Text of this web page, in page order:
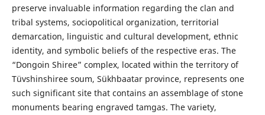
preserve invaluable information regarding the clan and
tribal systems, sociopolitical organization, territorial
demarcation, linguistic and cultural development, ethnic
identity, and symbolic beliefs of the respective eras. The
“Dongoin Shiree” complex, located within the territory of
Tüvshinshiree soum, Sükhbaatar province, represents one
such significant site that contains an assemblage of stone
monuments bearing engraved tamgas. The variety,